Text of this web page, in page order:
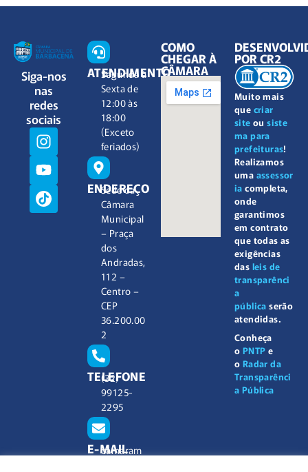
Siga-nos
nas
redes
sociais
ATENDIMENTO
Segunda à
Sexta de
12:00 às
18:00
(Exceto
feriados)
ENDEREÇO
Sede da
Câmara
Municipal
– Praça
dos
Andradas,
112 –
Centro –
CEP
36.200.00
2
TELEFONE
(32)
99125-
2295
E-MAIL
camaram
COMO
CHEGAR À
CÂMARA
Muito mais
que criar
site ousiste
ma para
prefeituras!
Realizamos
uma assessor
ia completa,
onde
garantimos
em contrato
que todas as
exigências
das leis de
transparênci
a
pública serão
atendidas.
Conheça
o PNTP e
o Radar da
Transparênci
a Pública
POR CR2